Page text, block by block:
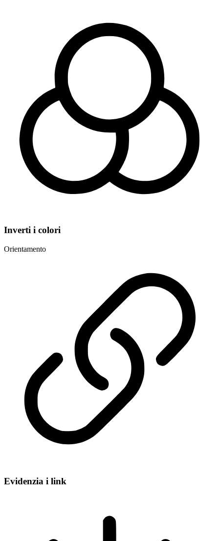
Inverti i colori
Orientamento
Evidenzia i link